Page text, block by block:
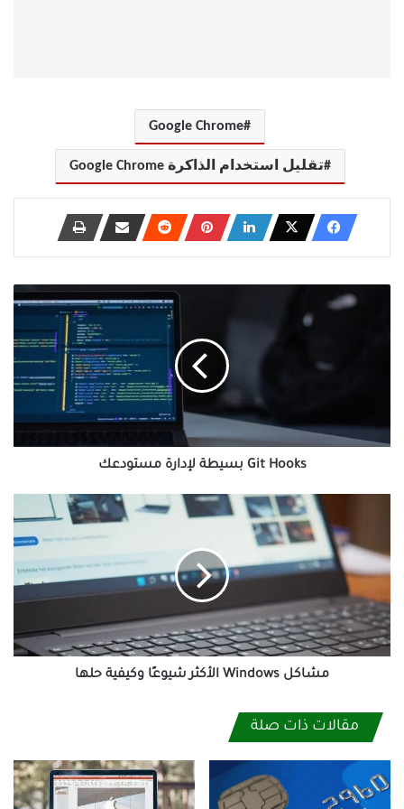
Google Chrome
تقليل استخدام الذاكرة Google Chrome
Git Hooks بسيطة لإدارة مستودعك
شيوعًا
وكيفية
حلها
مشاكل Windows الأكثر شيوعًا وكيفية حلها
مقالات ذات صلة